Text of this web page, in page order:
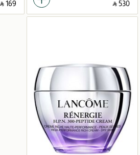
‎ ⃁ ⁦530⁩ ‎
‎ ⃁ ⁦169⁩ ‎